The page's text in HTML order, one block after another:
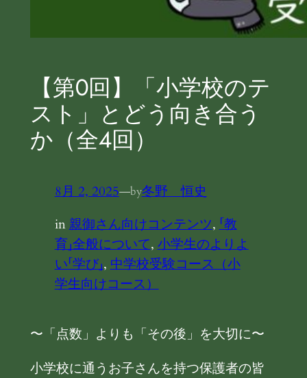
【第０回】「小学校のテ
スト」とどう向き合う
か（全４回）
8月 2, 2025—by冬野 恒史
in親御さん向けコンテンツ, 「教
育」全般について, 小学生のよりよ
い「学び」, 中学校受験コース（小
学生向けコース）
〜「点数」よりも「その後」を大切に〜
小学校に通うお子さんを持つ保護者の皆